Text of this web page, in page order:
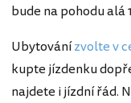
bude na pohodu alá
Ubytovánízvolte v
kupte jízdenku
najdete i jízdní řád.